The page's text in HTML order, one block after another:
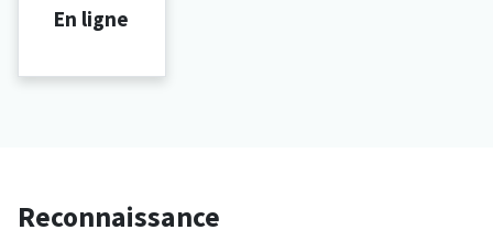
En ligne
Reconnaissance